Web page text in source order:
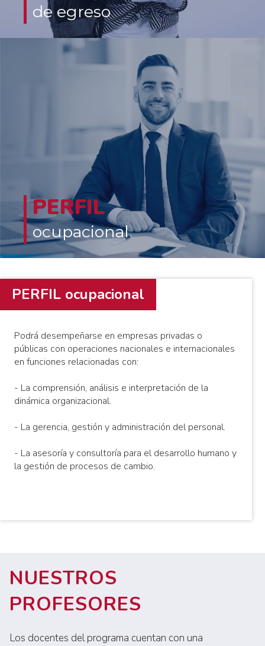
de egreso
PERFIL
ocupacional
PERFIL ocupacional
Podrá desempeñarse en empresas privadas o
públicas con operaciones nacionales e internacionales
en funciones relacionadas con:
- La comprensión, análisis e interpretación de la
dinámica organizacional.
- La gerencia, gestión y administración del personal.
- La asesoría y consultoría para el desarrollo humano y
la gestión de procesos de cambio.
NUESTROS
PROFESORES
Los docentes del programa cuentan con una